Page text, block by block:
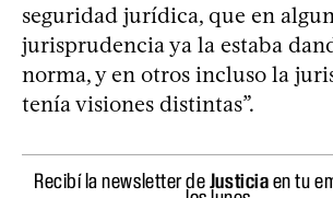
seguridad jurídica, que en
jurisprudencia ya la estaba
norma, y en otros incluso la
tenía visiones distintas”.
Recibí la newsletter deJusticiaen tu